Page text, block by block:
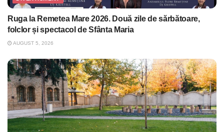
Ruga la Remetea Mare 2026. Două zile de sărbătoare,
folclor și spectacol de Sfânta Maria
AUGUST 5, 2026